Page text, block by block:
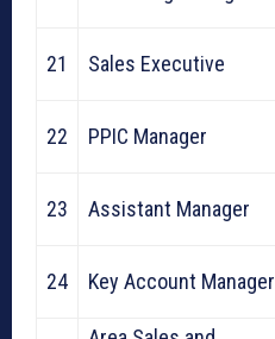
21 Sales Executive
22 PPIC Manager
23 Assistant Manager
24 Key Account Manager